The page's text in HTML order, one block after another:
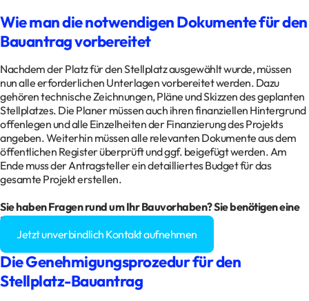
Wie man die notwendigen Dokumente für den
Bauantrag vorbereitet
Nachdem der Platz für den Stellplatz ausgewählt wurde, müssen
nun alle erforderlichen Unterlagen vorbereitet werden. Dazu
gehören technische Zeichnungen, Pläne und Skizzen des geplanten
Stellplatzes. Die Planer müssen auch ihren finanziellen Hintergrund
offenlegen und alle Einzelheiten der Finanzierung des Projekts
angeben. Weiterhin müssen alle relevanten Dokumente aus dem
öffentlichen Register überprüft und ggf. beigefügt werden. Am
Ende muss der Antragsteller ein detailliertes Budget für das
gesamte Projekt erstellen.
Sie haben Fragen rund um Ihr Bauvorhaben? Sie benötigen eine
Baugenehmigung?
Jetzt unverbindlich Kontakt aufnehmen
Die Genehmigungsprozedur für den
Stellplatz-Bauantrag